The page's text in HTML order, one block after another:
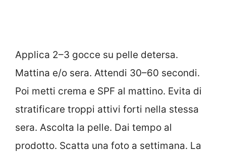
Applica 2–3 gocce su pelle detersa.
Mattina e/o sera. Attendi 30–60 secondi.
Poi metti crema e SPF al mattino. Evita di
stratificare troppi attivi forti nella stessa
sera. Ascolta la pelle. Dai tempo al
prodotto. Scatta una foto a settimana. La